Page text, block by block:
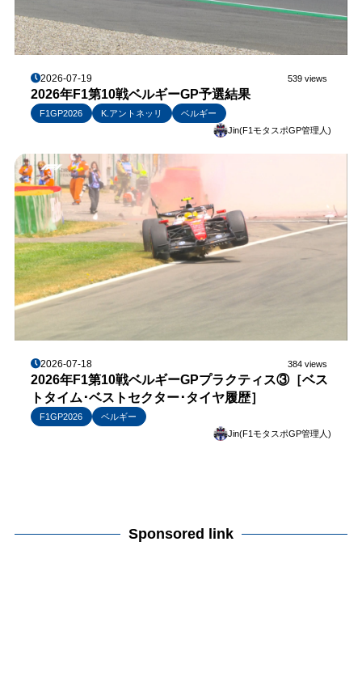
2026-07-19 539 views
2026年F1第10戦ベルギーGP予選結果
F1GP2026 K.アントネッリ
ベルギー
Jin(F1モタスポGP管理人)
2026-07-18 384 views
2026年F1第10戦ベルギーGPプラクティス③［ベス
トタイム･ベストセクター･タイヤ履歴］
F1GP2026
ベルギー
Jin(F1モタスポGP管理人)
Sponsored link